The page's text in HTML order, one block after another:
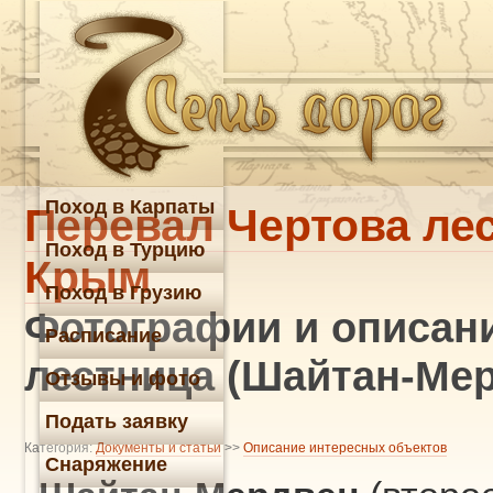
Перевал Чертова
Крым
Фотографии и
лестница (Шайтан-
Категория:Документы и статьи>> Описание интересных объектов
Поход в Карпаты
Поход в Турцию
Поход в Грузию
Расписание
Отзывы и фото
Подать заявку
Снаряжение